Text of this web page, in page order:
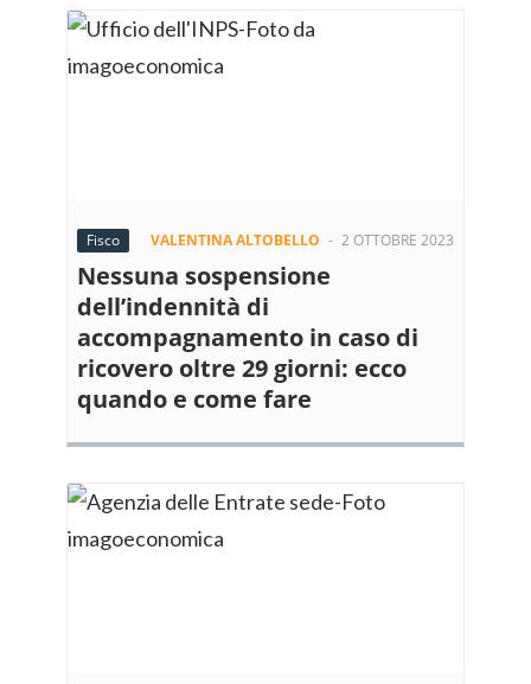
Fisco VALENTINA ALTOBELLO - 2 OTTOBRE 2023
Nessuna sospensione
dell’indennità di
accompagnamento in caso di
ricovero oltre 29 giorni: ecco
quando e come fare